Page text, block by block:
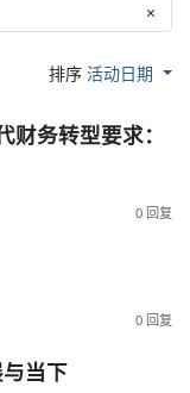
×
排序活动日期
务转型要求：
0 回复
0 回复
与当下